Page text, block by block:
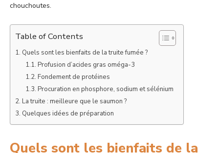
chouchoutes.
Table of Contents
Quels sont les bienfaits de la truite fumée ?
Profusion d’acides gras oméga-3
Fondement de protéines
Procuration en phosphore, sodium et sélénium
La truite : meilleure que le saumon ?
Quelques idées de préparation
Quels sont les bienfaits de la